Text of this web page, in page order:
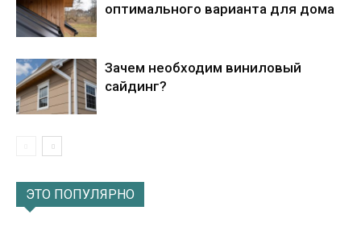
оптимального варианта для дома
Зачем необходим виниловый
сайдинг?
ЭТО ПОПУЛЯРНО